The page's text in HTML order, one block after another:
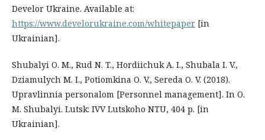
Develor Ukraine. Available at:
https://www.develorukraine.com/whitepaper [in
Ukrainian].
Shubalyi O. M., Rud N. T., Hordiichuk A. I., Shubala I. V.,
Dziamulych M. I., Potiomkina O. V., Sereda O. V. (2018).
Upravlinnia personalom [Personnel management]. In O.
M. Shubalyi. Lutsk: IVV Lutskoho NTU, 404 p. [in
Ukrainian].